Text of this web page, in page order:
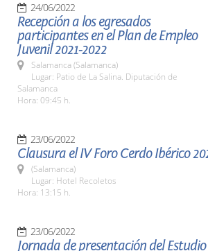
24/06/2022
Recepción a los egresados
participantes en el Plan de Empleo
Juvenil 2021-2022
Salamanca (Salamanca)
Lugar: Patio de La Salina. Diputación de
Salamanca
Hora: 09:45 h.
23/06/2022
Clausura el IV Foro Cerdo Ibérico
(Salamanca)
Lugar: Hotel Recoletos
Hora: 13:15 h.
23/06/2022
Jornada de presentación del Estudio